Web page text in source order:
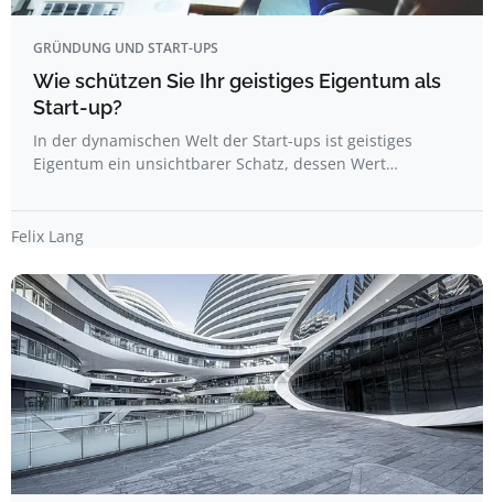
GRÜNDUNG UND START-UPS
Wie schützen Sie Ihr geistiges Eigentum als
Start-up?
In der dynamischen Welt der Start-ups ist geistiges
Eigentum ein unsichtbarer Schatz, dessen Wert…
Felix Lang